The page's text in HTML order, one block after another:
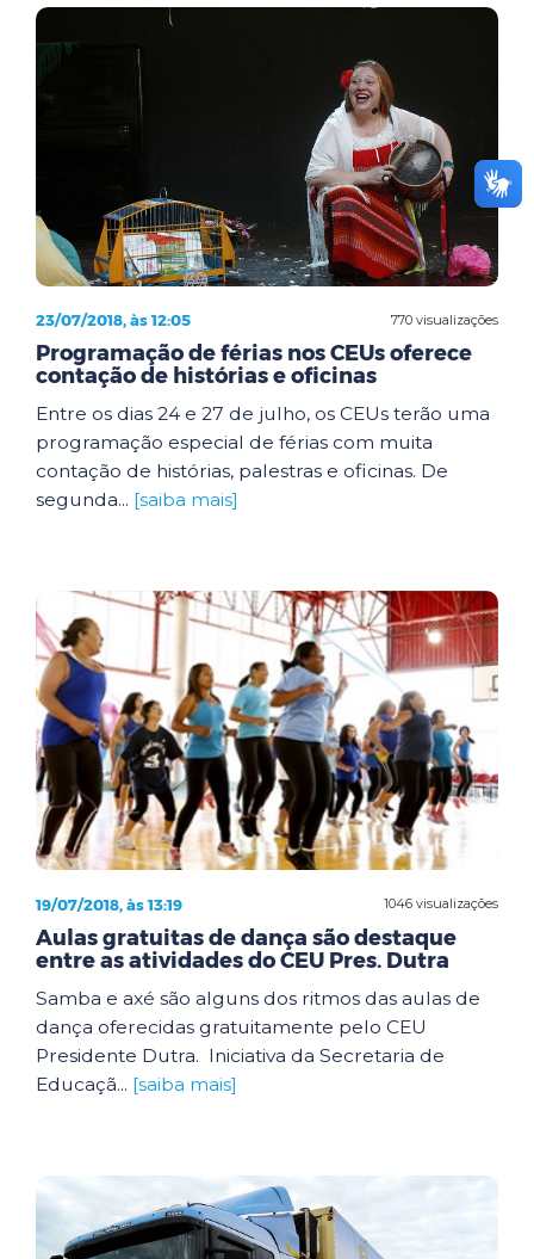
770 visualizações
23/07/2018, às 12:05
Programação de férias nos CEUs oferece
contação de histórias e oficinas
Entre os dias 24 e 27 de julho, os CEUs terão uma
programação especial de férias com muita
contação de histórias, palestras e oficinas. De
segunda... [saiba mais]
1046 visualizações
19/07/2018, às 13:19
Aulas gratuitas de dança são destaque
entre as atividades do CEU Pres. Dutra
Samba e axé são alguns dos ritmos das aulas de
dança oferecidas gratuitamente pelo CEU
Presidente Dutra. Iniciativa da Secretaria de
Educaçã... [saiba mais]